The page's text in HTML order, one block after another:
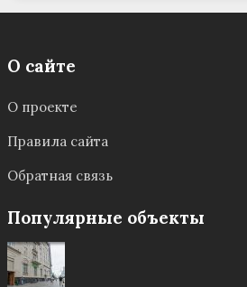
О сайте
О проекте
Правила сайта
Обратная связь
Популярные объекты